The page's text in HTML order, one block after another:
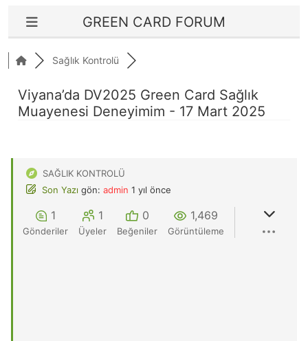
GREEN CARD FORUM
Sağlık Kontrolü
Viyana’da DV2025 Green Card Sağlık
Muayenesi Deneyimim - 17 Mart 2025
SAĞLIK KONTROLÜ
Son Yazı gön: admin 1 yıl önce
1
Gönderiler
1
Üyeler
0
Beğeniler
1,469
Görüntüleme